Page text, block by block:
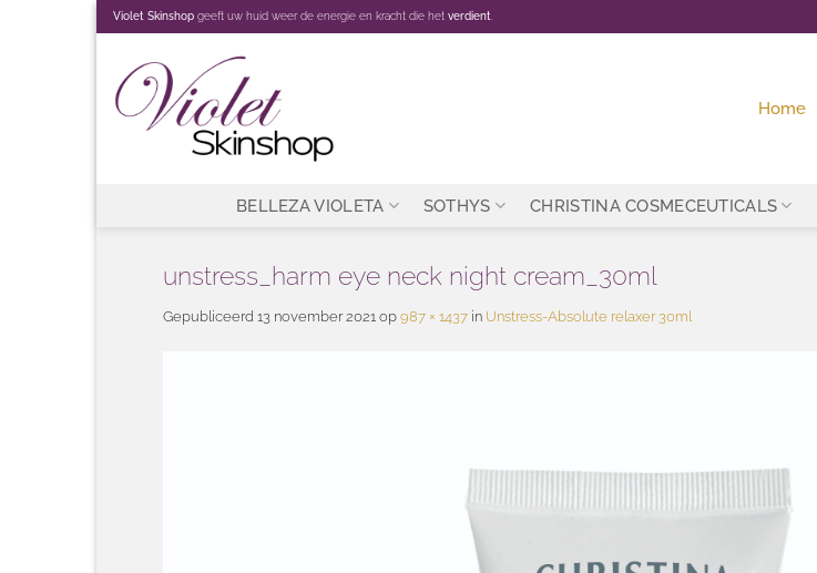
naar
Violet Skinshop geeft uw huid weer de energie en kracht die het verdient
Home
BELLEZA VIOLETA SOTHYS CHRISTINA COSMECEUTICALS
unstress_harm eye neck night cream_30ml
Gepubliceerd13 november 2021op987 × 1437 in Unstress-Absolute relaxer 30ml